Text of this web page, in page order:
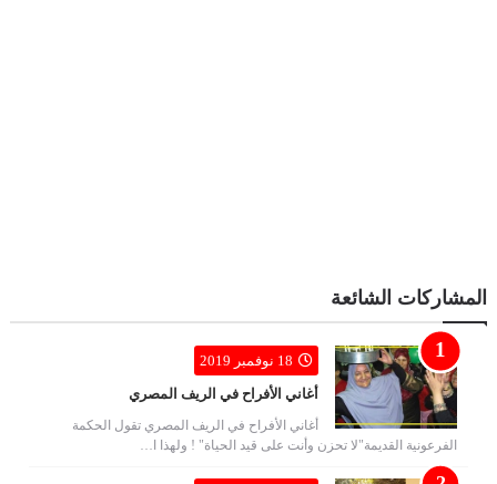
المشاركات الشائعة
18 نوفمبر 2019
أغاني الأفراح في الريف المصري
أغاني الأفراح في الريف المصري تقول الحكمة
الفرعونية القديمة"لا تحزن وأنت على قيد الحياة" ! ولهذا ا…